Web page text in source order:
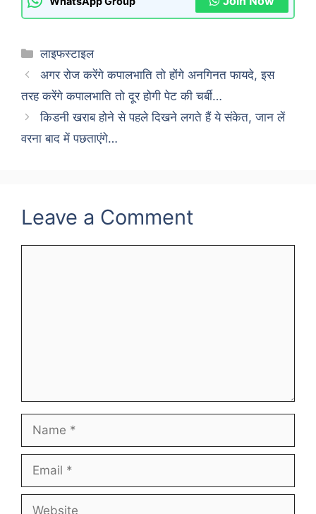
Categories
लाइफस्टाइल
अगर रोज करेंगे कपालभाति तो होंगे अनगिनत फायदे, इस
तरह करेंगे कपालभाति तो दूर होगी पेट की चर्बी…
किडनी खराब होने से पहले दिखने लगते हैं ये संकेत, जान लें
वरना बाद में पछताएंगे…
Leave a Comment
Name
Email
Website